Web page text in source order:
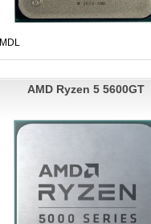
MDL
AMD Ryzen 5 5600GT